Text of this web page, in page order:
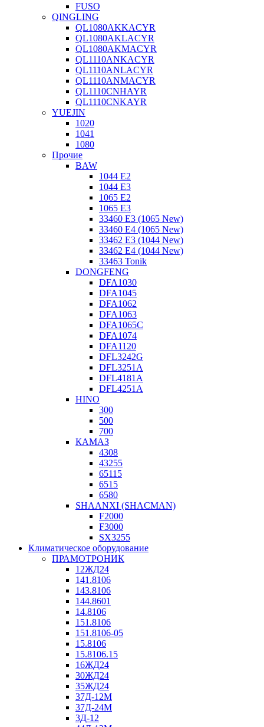
FUSO
QINGLING
QL1080AKKACYR
QL1080AKLACYR
QL1080AKMACYR
QL1110ANKACYR
QL1110ANLACYR
QL1110ANMACYR
QL1110CNHAYR
QL1110CNKAYR
YUEJIN
1020
1041
1080
Прочие
BAW
1044 E2
1044 E3
1065 E2
1065 E3
33460 E3 (1065 New)
33460 E4 (1065 New)
33462 E3 (1044 New)
33462 E4 (1044 New)
33463 Tonik
DONGFENG
DFA1030
DFA1045
DFA1062
DFA1063
DFA1065C
DFA1074
DFA1120
DFL3242G
DFL3251A
DFL4181A
DFL4251A
HINO
300
500
700
КАМАЗ
4308
43255
65115
6515
6580
SHAANXI (SHACMAN)
F2000
F3000
SX3255
Климатическое оборудование
ПРАМОТРОНИК
12ЖД24
141.8106
143.8106
144.8601
14.8106
151.8106
151.8106-05
15.8106
15.8106.15
16ЖД24
30ЖД24
35ЖД24
37Д-12М
37Д-24М
3Д-12